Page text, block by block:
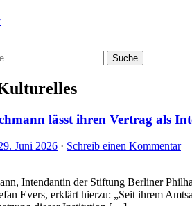
lässt ihren Vertrag als
Juni 2026 · Schreib einen Kommentar
Intendantin der Stiftung Berliner
Evers, erklärt hierzu: „Seit ihrem